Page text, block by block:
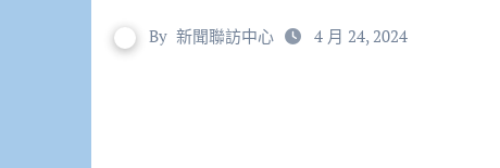
By 新聞聯訪中心 4 月 24, 2024